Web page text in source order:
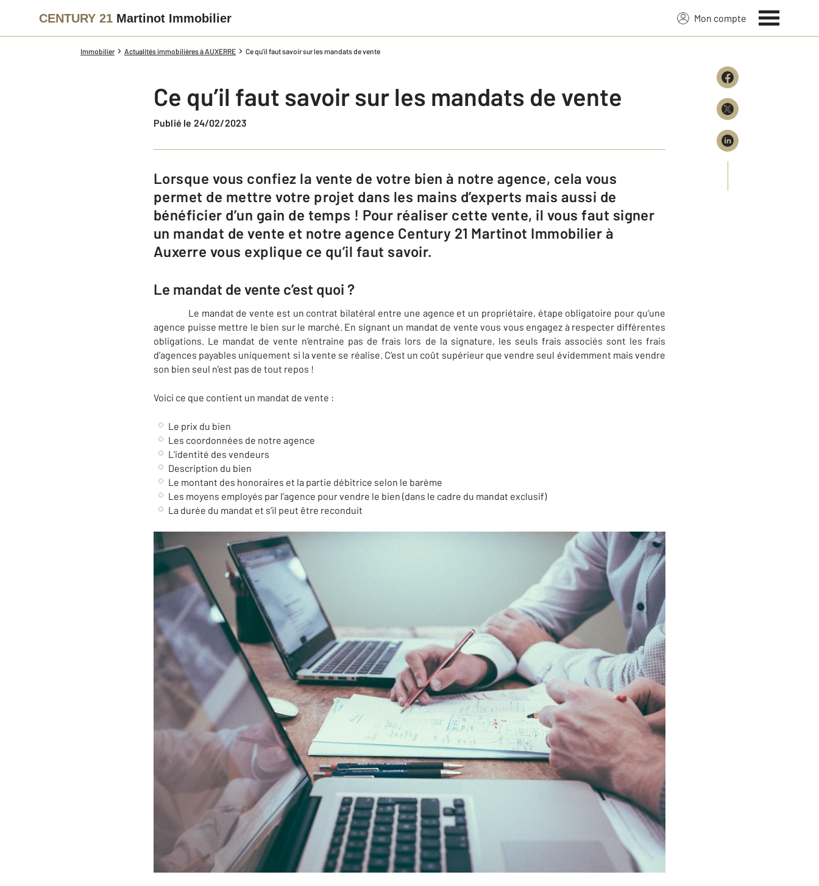
CENTURY 21 Martinot Immobilier Mon compte
Immobilier Actualités immobilières à AUXERRE Ce qu’il faut savoir sur les mandats de vente
Ce qu’il faut savoir sur les mandats de vente
Publié le 24/02/2023
Lorsque vous confiez la vente de votre bien à notre agence, cela vous
permet de mettre votre projet dans les mains d’experts mais aussi de
bénéficier d’un gain de temps ! Pour réaliser cette vente, il vous faut signer
un mandat de vente et notre agence Century 21 Martinot Immobilier à
Auxerre vous explique ce qu’il faut savoir.
Le mandat de vente c’est quoi ?
Le mandat de vente est un contrat bilatéral entre une agence et un propriétaire, étape obligatoire pour qu’une
agence puisse mettre le bien sur le marché. En signant un mandat de vente vous vous engagez à respecter différentes
obligations. Le mandat de vente n’entraine pas de frais lors de la signature, les seuls frais associés sont les frais
d’agences payables uniquement si la vente se réalise. C’est un coût supérieur que vendre seul évidemment mais vendre
son bien seul n’est pas de tout repos !
Voici ce que contient un mandat de vente :
Le prix du bien
Les coordonnées de notre agence
L’identité des vendeurs
Description du bien
Le montant des honoraires et la partie débitrice selon le barème
Les moyens employés par l’agence pour vendre le bien (dans le cadre du mandat exclusif)
La durée du mandat et s’il peut être reconduit